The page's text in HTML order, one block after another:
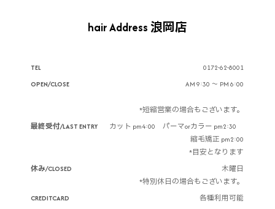
hair Address 浪岡店
TEL
0172-62-8001
OPEN/CLOSE
AM 9:30 ～ PM 6:00
*短縮営業の場合もございます。
最終受付/LAST ENTRY
カット pm4:00 パーマorカラー pm2:30
縮毛矯正 pm2:00
*目安となります
休み/CLOSED
木曜日
*特別休日の場合もございます。
CREDITCARD
各種利用可能